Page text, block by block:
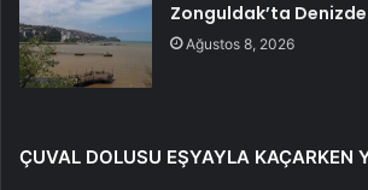
Zonguldak’ta
Ağustos 8, 2026
ÇUVAL DOLUSU EŞYAYLA KAÇARKEN